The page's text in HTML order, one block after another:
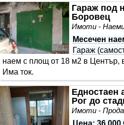
Гараж под
Боровец
Месечен
Гараж
наем с площ от 18 м2 в Център,
Има ток.
Едностаен
Рог до
Имоти -
Цена: 36 000